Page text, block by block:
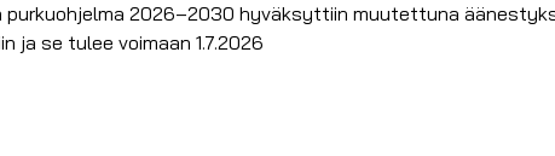
purkuohjelma 2026–2030 hyväksyttiin muutettuna
ja se tulee voimaan 1.7.2026